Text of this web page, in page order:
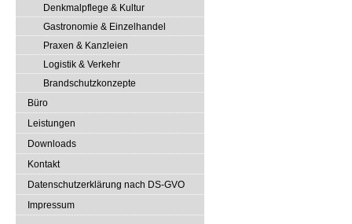
Denkmalpflege & Kultur
Gastronomie & Einzelhandel
Praxen & Kanzleien
Logistik & Verkehr
Brandschutzkonzepte
Büro
Leistungen
Downloads
Kontakt
Datenschutzerklärung nach DS-GVO
Impressum